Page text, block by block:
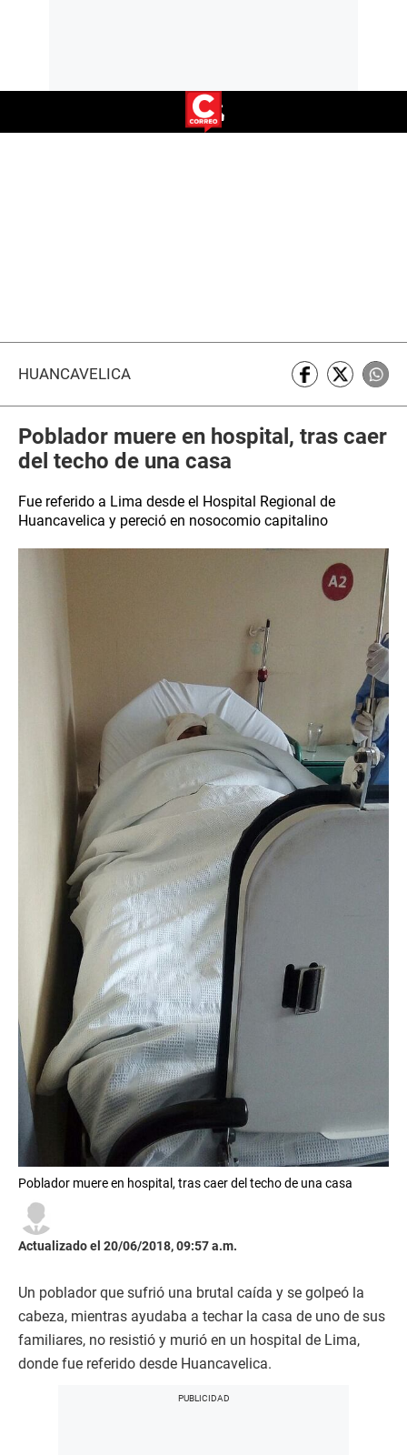
HUANCAVELICA
Poblador muere en hospital, tras caer
del techo de una casa
Fue referido a Lima desde el Hospital Regional de
Huancavelica y pereció en nosocomio capitalino
Poblador muere en hospital, tras caer del techo de una casa
Actualizado el 20/06/2018, 09:57 a.m.
Un poblador que sufrió una brutal caída y se golpeó la
cabeza, mientras ayudaba a techar la casa de uno de sus
familiares, no resistió y murió en un hospital de Lima,
donde fue referido desde Huancavelica.